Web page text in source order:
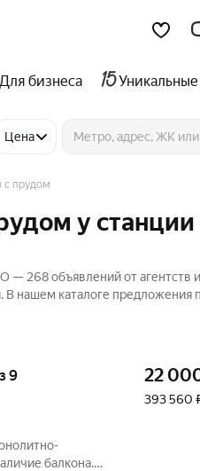
Для бизнеса
Цена
с прудом
у станции
268 объявлений от агентств
нашем каталоге предложения
9
балкона.
22
393 560